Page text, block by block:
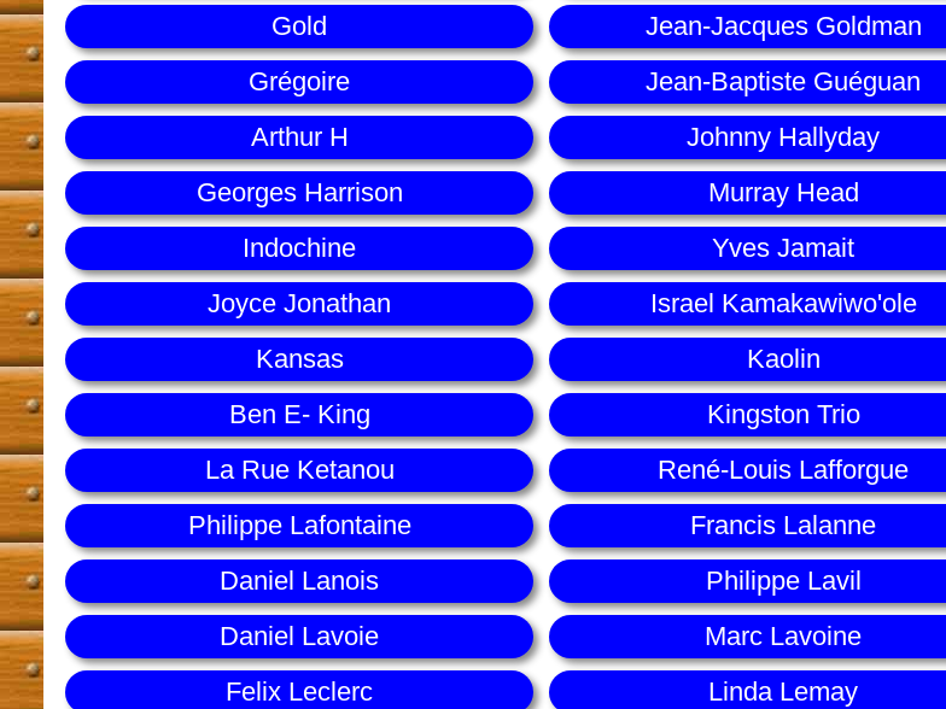
Gold
Jean-Jacques Goldman
Grégoire
Jean-Baptiste Guéguan
Arthur H
Johnny Hallyday
Georges Harrison
Murray Head
Indochine
Yves Jamait
Joyce Jonathan
Israel Kamakawiwo'ole
Kansas
Kaolin
Ben E- King
Kingston Trio
La Rue Ketanou
René-Louis Lafforgue
Philippe Lafontaine
Francis Lalanne
Daniel Lanois
Philippe Lavil
Daniel Lavoie
Marc Lavoine
Felix Leclerc
Linda Lemay